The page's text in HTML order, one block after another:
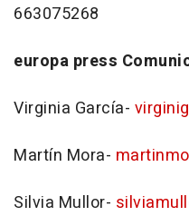
663075268
europa press
Virginia García-
Martín Mora-
Silvia Mullor-